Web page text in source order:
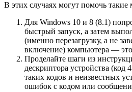
В этих случаях могут помочь такие
Для Windows 10 и 8 (8.1)
быстрый запуск, а затем
(именно перезагрузку, а не
включение) компьютера —
Проделайте шаги из
дескриптора устройства (код
таких кодов и неизвестных
ошибок с кодом или